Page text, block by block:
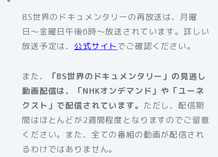
BS世界のドキュメンタリーの再放送は、月曜
日〜金曜日午後6時〜放送されています。詳しい
放送予定は、 公式サイトでご確認ください。
また、
「BS世界のドキュメンタリー」の見逃し
動画配信は、「NHKオンデマンド」や「ユーネ
クスト」で配信されています。 ただし、配信期
間はほとんどが2週間程度となりますのでご留意
ください。また、全ての番組の動画が配信され
るわけではありません。